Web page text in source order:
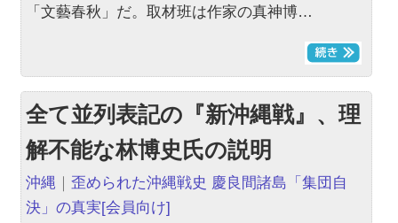
「文藝春秋」だ。取材班は作家の真神博…
全て並列表記の『新沖縄戦』、理
解不能な林博史氏の説明
沖縄 ｜歪められた沖縄戦史 慶良間諸島「集団自
決」の真実[会員向け]